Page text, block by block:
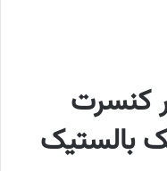
کنسرت
۱۰۰ موشک بالستیک